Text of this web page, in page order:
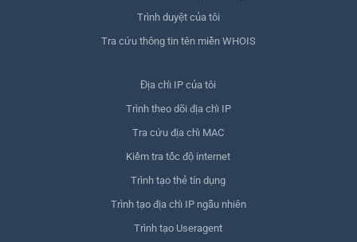
Trình duyệt của tôi
Tra cứu thông tin tên miền WHOIS
Địa chỉ IP của tôi
Trình theo dõi địa chỉ IP
Tra cứu địa chỉ MAC
Kiểm tra tốc độ internet
Trình tạo thẻ tín dụng
Trình tạo địa chỉ IP ngẫu nhiên
Trình tạo Useragent